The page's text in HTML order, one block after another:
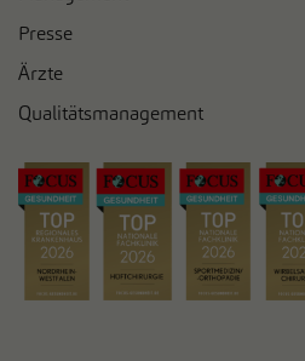
Presse
Ärzte
Qualitätsmanagement